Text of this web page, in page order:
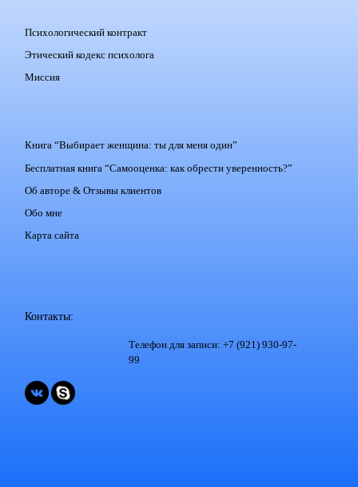
Психологический контракт
Этический кодекс психолога
Миссия
Книга “Выбирает женщина: ты для меня один”
Бесплатная книга “Самооценка: как обрести уверенность?”
Об авторе & Отзывы клиентов
Обо мне
Карта сайта
Контакты:
Телефон для записи: +7 (921) 930-97-
99